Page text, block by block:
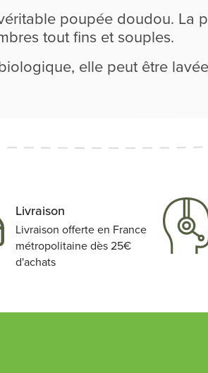
poupée doudou. La
tout fins et souples.
elle peut être
Livraison
Livraison offerte en France
métropolitaine dès 25€
d'achats